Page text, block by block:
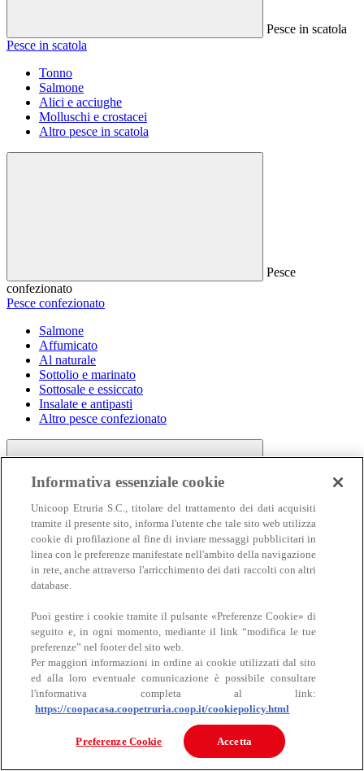
Pesce in scatola
Pesce in scatola
Tonno
Salmone
Alici e acciughe
Molluschi e crostacei
Altro pesce in scatola
Pesce
confezionato
Pesce confezionato
Salmone
Affumicato
Al naturale
Sottolio e marinato
Sottosale e essiccato
Insalate e antipasti
Altro pesce confezionato
Carne
Carne
Bovino
Informativa essenziale cookie
Unicoop Etruria S.C., titolare del trattamento dei dati acquisiti
tramite il presente sito, informa l'utente che tale sito web utilizza
cookie di profilazione al fine di inviare messaggi pubblicitari in
linea con le preferenze manifestate nell'ambito della navigazione
in rete, anche attraverso l'arricchimento dei dati raccolti con altri
database.
Puoi gestire i cookie tramite il pulsante «Preferenze Cookie» di
seguito e, in ogni momento, mediante il link “modifica le tue
preferenze” nel footer del sito web.
Per maggiori informazioni in ordine ai cookie utilizzati dal sito
ed alla loro eventuale comunicazione è possibile consultare
l'informativa completa al link:
https://coopacasa.coopetruria.coop.it/cookiepolicy.html
Preferenze Cookie Accetta